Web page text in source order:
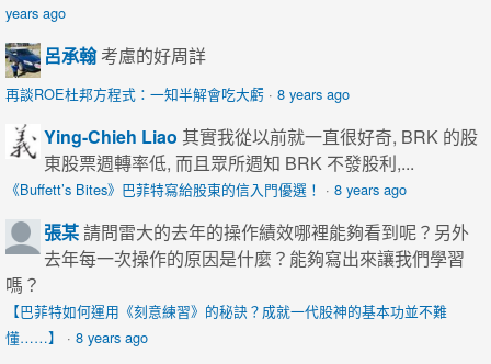
years ago
呂承翰考慮的好周詳
再談ROE杜邦方程式：一知半解會吃大虧 · 8 years ago
Ying-Chieh Liao 其實我從以前就一直很好奇, BRK 的股
東股票週轉率低, 而且眾所週知 BRK 不發股利,...
《Buffett’s Bites》巴菲特寫給股東的信入門優選！ · 8 years ago
張某請問雷大的去年的操作績效哪裡能夠看到呢？另外
去年每一次操作的原因是什麼？能夠寫出來讓我們學習
嗎？
【巴菲特如何運用《刻意練習》的秘訣？成就一代股神的基本功並不難
懂……】
· 8 years ago